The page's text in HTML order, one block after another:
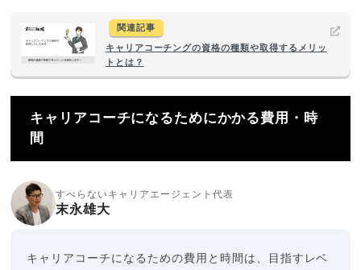
関連記事
キャリアコーチングの資格の種類や取得するメリッ
トとは？
キャリアコーチになるためにかかる費用・時
間
すべらないキャリアエージェント代表
末永雄大
キャリアコーチになるための費用と時間は、目指すレベ